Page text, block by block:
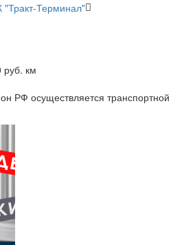
"Тракт-Терминал"
руб. км
РФ осуществляется транспортной